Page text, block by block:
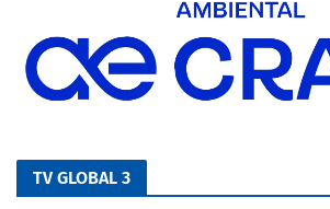
TV GLOBAL 3